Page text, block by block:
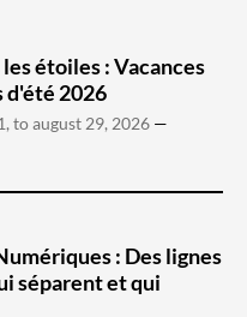
étoiles : Vacances
d'été 2026
to august 29, 2026
: Des lignes
séparent et qui